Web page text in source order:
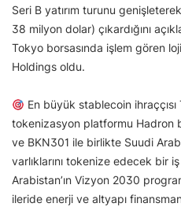
Seri B yatırım turunu
38 milyon dolar) çıkardığını
Tokyo borsasında işlem gören
Holdings oldu.
En büyük stablecoin ihraççısı
tokenizasyon platformu Hadron
ve BKN301 ile birlikte Suudi
varlıklarını tokenize edecek bir
Arabistan’ın Vizyon 2030
ileride enerji ve altyapı